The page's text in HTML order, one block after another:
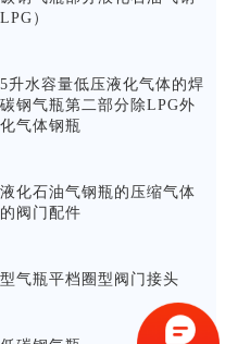
）
5升水容量低压液化气体的焊
钢气瓶第二部分除LPG外
气体钢瓶
化石油气钢瓶的压缩气体
阀门配件
气瓶平档圈型阀门接头